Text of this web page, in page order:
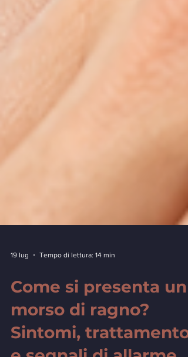
Tempo di lettura: 14 min
Come si presenta un
morso di ragno?